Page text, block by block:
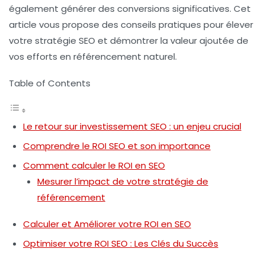
également générer des conversions significatives. Cet
article vous propose des conseils pratiques pour élever
votre stratégie SEO et démontrer la valeur ajoutée de
vos efforts en référencement naturel.
Table of Contents
Le retour sur investissement SEO : un enjeu crucial
Comprendre le ROI SEO et son importance
Comment calculer le ROI en SEO
Mesurer l’impact de votre stratégie de
référencement
Calculer et Améliorer votre ROI en SEO
Optimiser votre ROI SEO : Les Clés du Succès